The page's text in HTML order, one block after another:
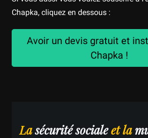
Chapka, cliquez en dessous :
Avoir un devis gratuit et
Chapka !
Lasécurité socialeet la